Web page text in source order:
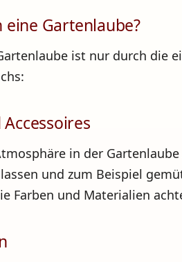
Gartenlaube?
ist nur durch die
in der
und zum Beispiel
Farben und Materialien